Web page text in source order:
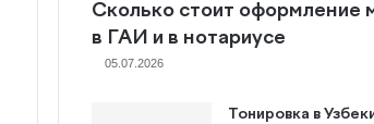
Сколько стоит оформление
в ГАИ и в нотариусе
05.07.2026
Тонировка в